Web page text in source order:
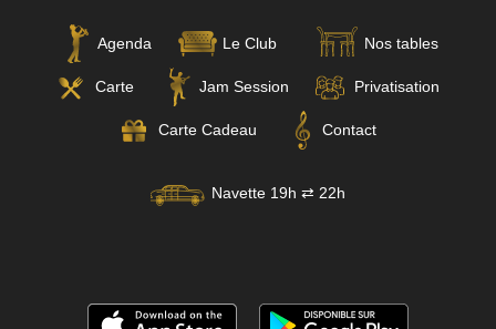
Agenda Le Club Nos tables
Carte Jam Session Privatisation
Carte Cadeau Contact
Navette 19h ⇄ 22h